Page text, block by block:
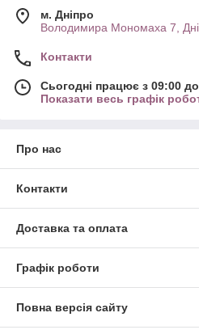
м. Дніпро
Володимира Мономаха 7,
Контакти
Сьогодні працює з 09:00
Показати весь графік
Про нас
Контакти
Доставка та оплата
Графік роботи
Повна версія сайту